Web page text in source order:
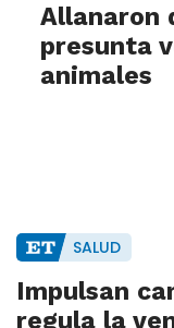
Allanaron
presunta
animales
SALUD
Impulsan
regula la